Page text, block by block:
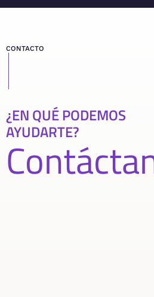
CONTACTO
¿EN QUÉ PODEMOS
AYUDARTE?